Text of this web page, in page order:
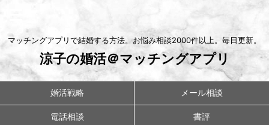
マッチングアプリで結婚する方法。お悩み相談2000件以上。毎日更新。
涼子の婚活＠マッチングアプリ
婚活戦略 メール相談
電話相談 書評